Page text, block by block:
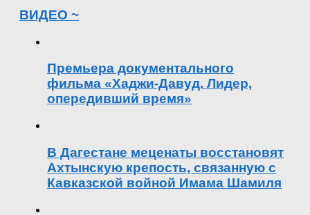
ВИДЕО ~
Премьера документального
фильма «Хаджи-Давуд. Лидер,
опередивший время»
В Дагестане меценаты восстановят
Ахтынскую крепость, связанную с
Кавказской войной Имама Шамиля